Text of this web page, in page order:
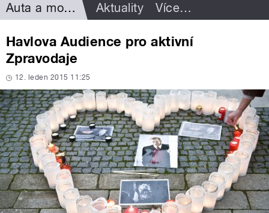
Auta a motorismus Aktuality Více…
Havlova Audience pro aktivní
Zpravodaje
12. leden 2015 11:25